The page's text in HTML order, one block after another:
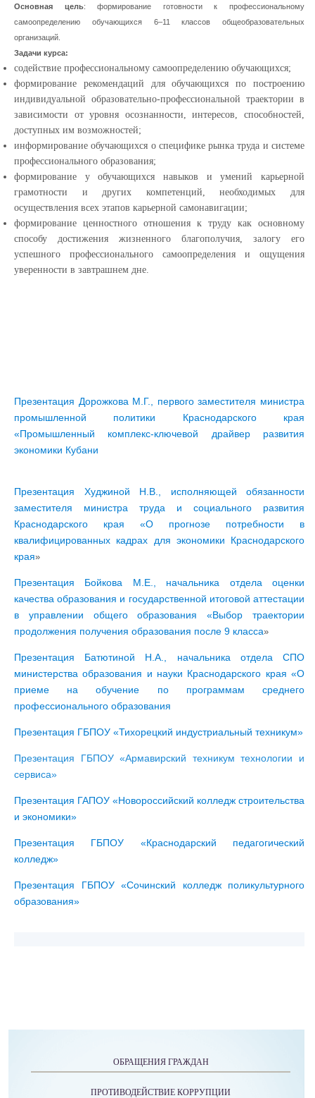
Основная цель: формирование готовности к профессиональному
самоопределению обучающихся 6–11 классов общеобразовательных
организаций.
Задачи курса:
содействие профессиональному самоопределению обучающихся;
формирование рекомендаций для обучающихся по построению
индивидуальной образовательно-профессиональной траектории в
зависимости от уровня осознанности, интересов, способностей,
доступных им возможностей;
информирование обучающихся о специфике рынка труда и системе
профессионального образования;
формирование у обучающихся навыков и умений карьерной
грамотности и других компетенций, необходимых для
осуществления всех этапов карьерной самонавигации;
формирование ценностного отношения к труду как основному
способу достижения жизненного благополучия, залогу его
успешного профессионального самоопределения и ощущения
уверенности в завтрашнем дне.
Презентация Дорожкова М.Г., первого заместителя министра
промышленной политики Краснодарского края
«Промышленный комплекс-ключевой драйвер развития
экономики Кубани
Презентация Худжиной Н.В., исполняющей обязанности
заместителя министра труда и социального развития
Краснодарского края «О прогнозе потребности в
квалифицированных кадрах для экономики Краснодарского
края»
Презентация Бойкова М.Е., начальника отдела оценки
качества образования и государственной итоговой аттестации
в управлении общего образования «Выбор траектории
продолжения получения образования после 9 класса»
Презентация Батютиной Н.А., начальника отдела СПО
министерства образования и науки Краснодарского края «О
приеме на обучение по программам среднего
профессионального образования
Презентация ГБПОУ «Тихорецкий индустриальный техникум»
Презентация ГБПОУ «Армавирский техникум технологии и
сервиса»
Презентация ГАПОУ «Новороссийский колледж строительства
и экономики»
Презентация ГБПОУ «Краснодарский педагогический
колледж»
Презентация ГБПОУ «Сочинский колледж поликультурного
образования»
ОБРАЩЕНИЯ ГРАЖДАН
ПРОТИВОДЕЙСТВИЕ КОРРУПЦИИ